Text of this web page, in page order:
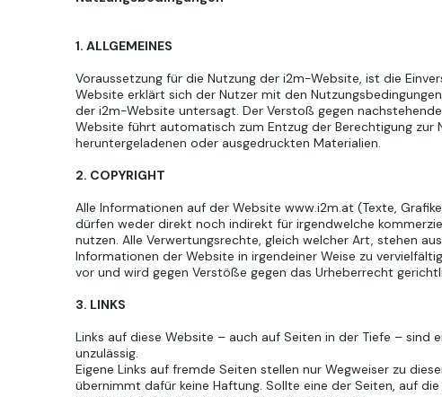
1. ALLGEMEINES
Voraussetzung für die Nutzung der i2m-Website, ist die
Website erklärt sich der Nutzer mit den
der i2m-Website untersagt. Der Verstoß gegen
Website führt automatisch zum Entzug der Berechtigung
heruntergeladenen oder ausgedruckten Materialien.
2. COPYRIGHT
Alle Informationen auf der Website www.i2m.at (Texte,
dürfen weder direkt noch indirekt für irgendwelche
nutzen. Alle Verwertungsrechte, gleich welcher Art, stehen
Informationen der Website in irgendeiner Weise zu
vor und wird gegen Verstöße gegen das Urheberrecht
3. LINKS
Links auf diese Website – auch auf Seiten in der Tiefe – sind
unzulässig.
Eigene Links auf fremde Seiten stellen nur Wegweiser zu
übernimmt dafür keine Haftung. Sollte eine der Seiten, auf